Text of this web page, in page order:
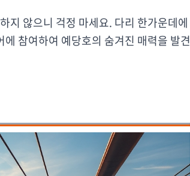
지 않으니 걱정 마세요. 다리 한가운데에
참여하여 예당호의 숨겨진 매력을 발견